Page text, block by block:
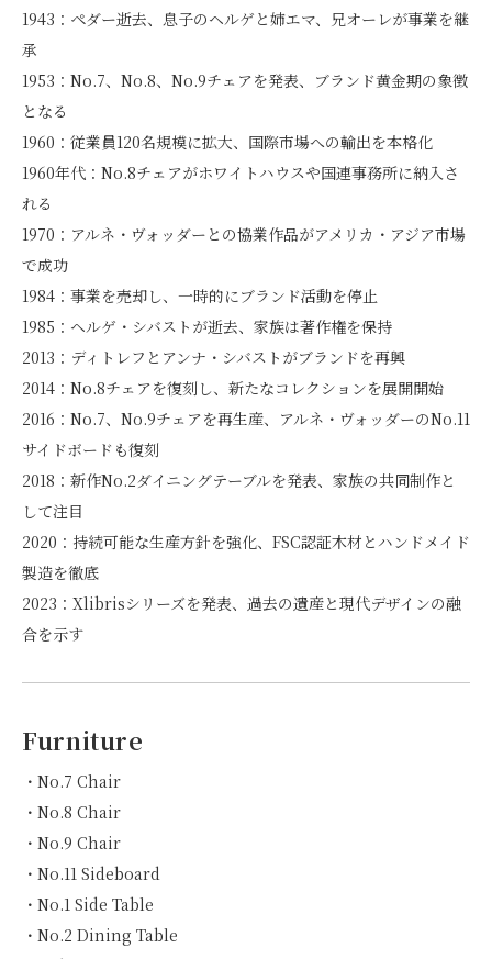
1943：ペダー逝去、息子のヘルゲと姉エマ、兄オーレが事業を継
承
1953：No.7、No.8、No.9チェアを発表、ブランド黄金期の象徴
となる
1960：従業員120名規模に拡大、国際市場への輸出を本格化
1960年代：No.8チェアがホワイトハウスや国連事務所に納入さ
れる
1970：アルネ・ヴォッダーとの協業作品がアメリカ・アジア市場
で成功
1984：事業を売却し、一時的にブランド活動を停止
1985：ヘルゲ・シバストが逝去、家族は著作権を保持
2013：ディトレフとアンナ・シバストがブランドを再興
2014：No.8チェアを復刻し、新たなコレクションを展開開始
2016：No.7、No.9チェアを再生産、アルネ・ヴォッダーのNo.11
サイドボードも復刻
2018：新作No.2ダイニングテーブルを発表、家族の共同制作と
して注目
2020：持続可能な生産方針を強化、FSC認証木材とハンドメイド
製造を徹底
2023：Xlibrisシリーズを発表、過去の遺産と現代デザインの融
合を示す
Furniture
・No.7 Chair
・No.8 Chair
・No.9 Chair
・No.11 Sideboard
・No.1 Side Table
・No.2 Dining Table